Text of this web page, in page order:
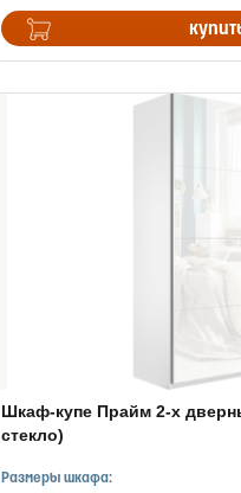
Шкаф-купе Прайм 2-х
стекло)
Размеры шкафа: